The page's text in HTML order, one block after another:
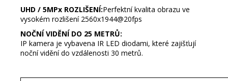
UHD / 5MPx ROZLIŠENÍ:Perfektní kvalita obrazu ve
vysokém rozlišení 2560x1944@20fps
NOČNÍ VIDĚNÍ DO 25 METRŮ:
IP kamera je vybavena IR LED diodami, které zajišťují
noční vidění do vzdálenosti 30 metrů.